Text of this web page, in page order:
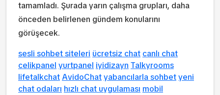
tamamladı. Şurada yarın çalışma grupları, daha
önceden belirlenen gündem konularını
görüşecek.
sesli sohbet siteleri ücretsiz chat canlı chat
celikpanel yurtpanel iyidizayn Talkyrooms
lifetalkchatAvidoChatyabancılarla sohbetyeni
chat odaları hızlı chat uygulaması mobil